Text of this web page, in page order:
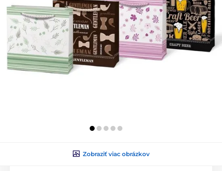
Zobraziť viac obrázkov